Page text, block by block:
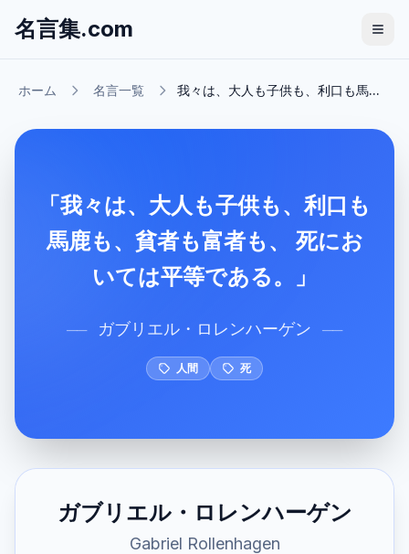
名言集.com
ホーム 名言一覧 我々は、大人も子供も、利口も馬...
「我々は、大人も子供も、利口も
馬鹿も、貧者も富者も、 死にお
いては平等である。」
── ガブリエル・ロレンハーゲン ──
人間 死
ガブリエル・ロレンハーゲン
Gabriel Rollenhagen